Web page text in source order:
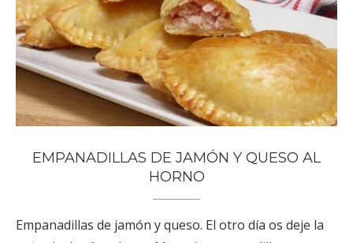
EMPANADILLAS DE JAMÓN Y QUESO AL
HORNO
Empanadillas de jamón y queso. El otro día os deje la